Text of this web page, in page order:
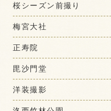
桜シーズン前撮り
梅宮大社
正寿院
毘沙門堂
洋装撮影